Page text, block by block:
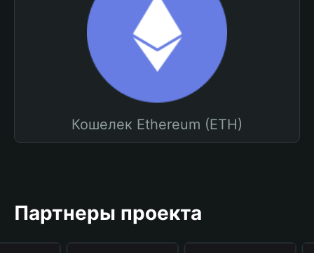
Кошелек Ethereum (ETH)
Партнеры проекта